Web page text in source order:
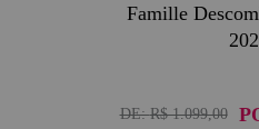
Famille
DE:R$ 1.099,00